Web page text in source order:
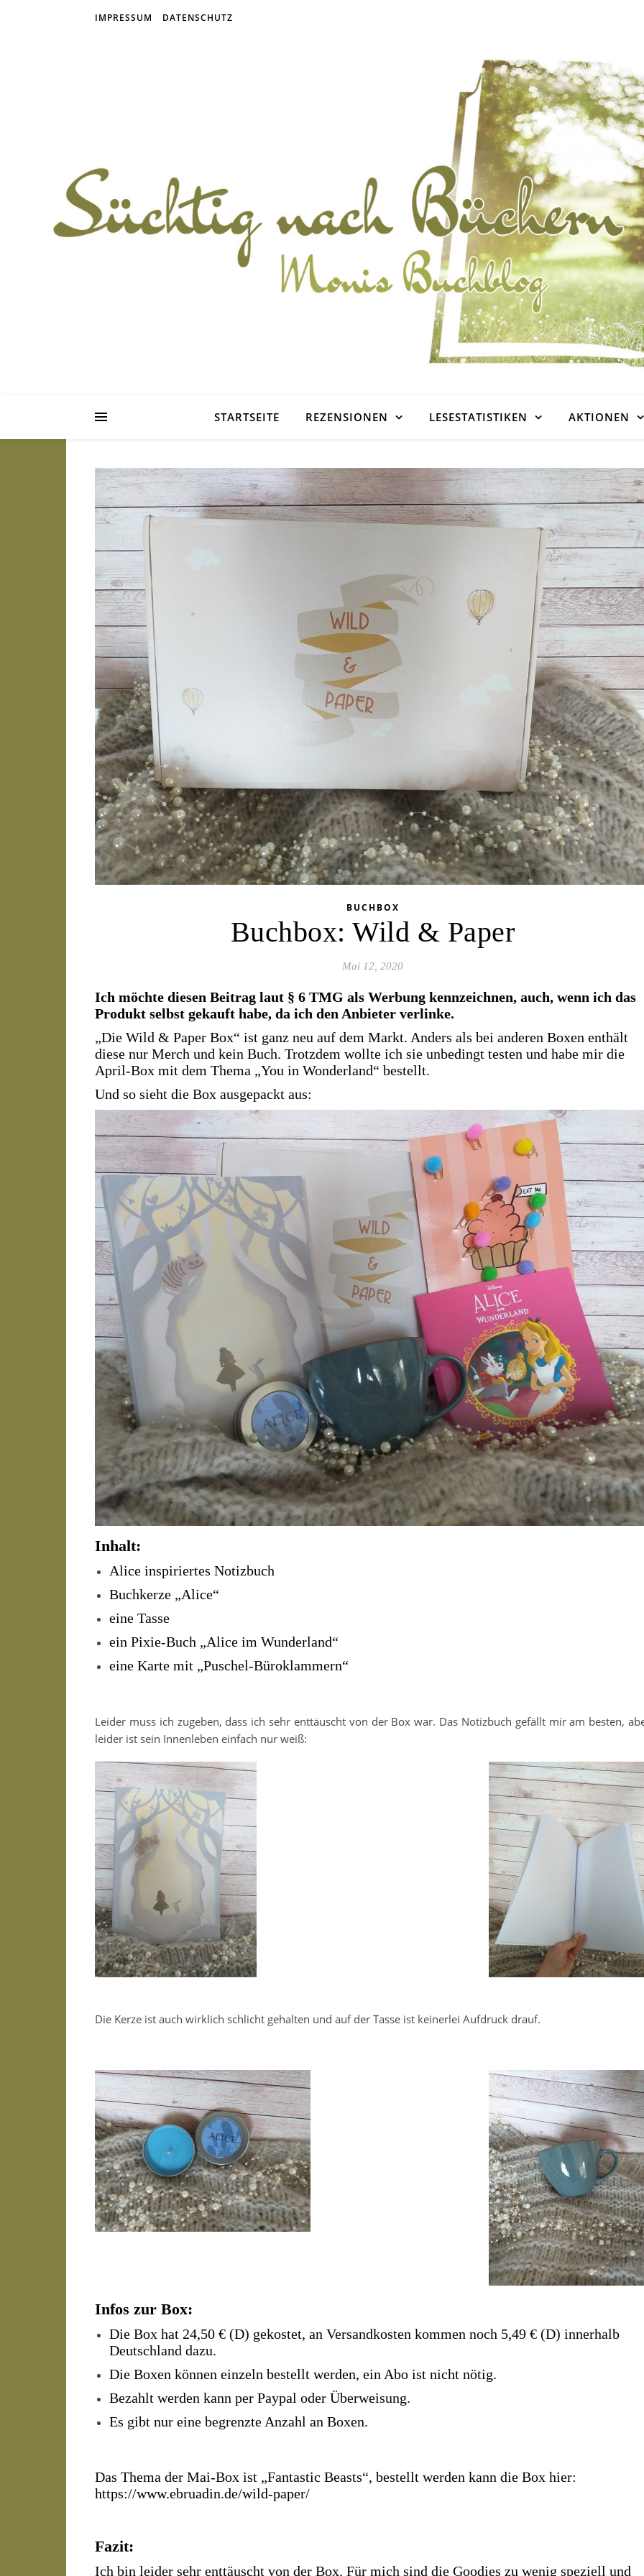
IMPRESSUM DATENSCHUTZ
STARTSEITE REZENSIONEN LESESTATISTIKEN AKTIONEN
BUCHBOX
Buchbox: Wild & Paper
Mai 12, 2020
Ich möchte diesen Beitrag laut § 6 TMG als Werbung kennzeichnen, auch, wenn ich das
Produkt selbst gekauft habe, da ich den Anbieter verlinke.
„Die Wild & Paper Box“ ist ganz neu auf dem Markt. Anders als bei anderen Boxen enthält
diese nur Merch und kein Buch. Trotzdem wollte ich sie unbedingt testen und habe mir die
April-Box mit dem Thema „You in Wonderland“ bestellt.
Und so sieht die Box ausgepackt aus:
Inhalt:
Alice inspiriertes Notizbuch
Buchkerze „Alice“
eine Tasse
ein Pixie-Buch „Alice im Wunderland“
eine Karte mit „Puschel-Büroklammern“
Leider muss ich zugeben, dass ich sehr enttäuscht von der Box war. Das Notizbuch gefällt mir am besten,
leider ist sein Innenleben einfach nur weiß:
Die Kerze ist auch wirklich schlicht gehalten und auf der Tasse ist keinerlei Aufdruck drauf.
Infos zur Box:
Die Box hat 24,50 € (D) gekostet, an Versandkosten kommen noch 5,49 € (D) innerhalb
Deutschland dazu.
Die Boxen können einzeln bestellt werden, ein Abo ist nicht nötig.
Bezahlt werden kann per Paypal oder Überweisung.
Es gibt nur eine begrenzte Anzahl an Boxen.
Das Thema der Mai-Box ist „Fantastic Beasts“, bestellt werden kann die Box hier:
https://www.ebruadin.de/wild-paper/
Fazit:
Ich bin leider sehr enttäuscht von der Box. Für mich sind die Goodies zu wenig speziell und